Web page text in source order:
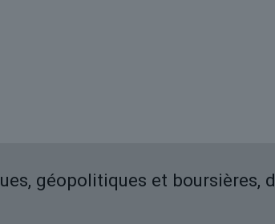
géopolitiques et boursières,